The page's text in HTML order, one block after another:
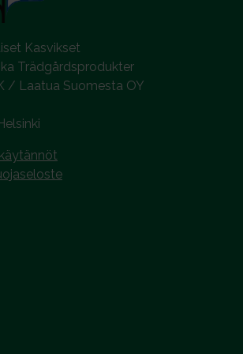
Kasvikset
Trädgårdsprodukter
/ Laatua Suomesta OY